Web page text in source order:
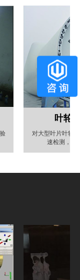
叶轮
对大型叶片叶轮
速检测，从